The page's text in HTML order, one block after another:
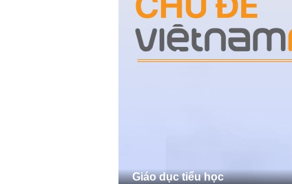
Giáo dục tiểu học